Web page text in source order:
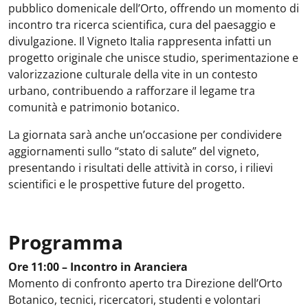
pubblico domenicale dell’Orto, offrendo un momento di
incontro tra ricerca scientifica, cura del paesaggio e
divulgazione. Il Vigneto Italia rappresenta infatti un
progetto originale che unisce studio, sperimentazione e
valorizzazione culturale della vite in un contesto
urbano, contribuendo a rafforzare il legame tra
comunità e patrimonio botanico.
La giornata sarà anche un’occasione per condividere
aggiornamenti sullo “stato di salute” del vigneto,
presentando i risultati delle attività in corso, i rilievi
scientifici e le prospettive future del progetto.
Programma
Ore 11:00 – Incontro in Aranciera
Momento di confronto aperto tra Direzione dell’Orto
Botanico, tecnici, ricercatori, studenti e volontari